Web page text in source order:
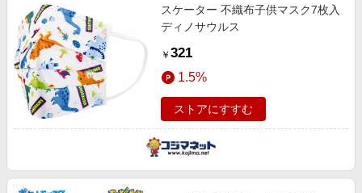
スケーター 不織布子供マスク7枚入
ディノサウルス
￥ 321
1.5%
ストアにすすむ